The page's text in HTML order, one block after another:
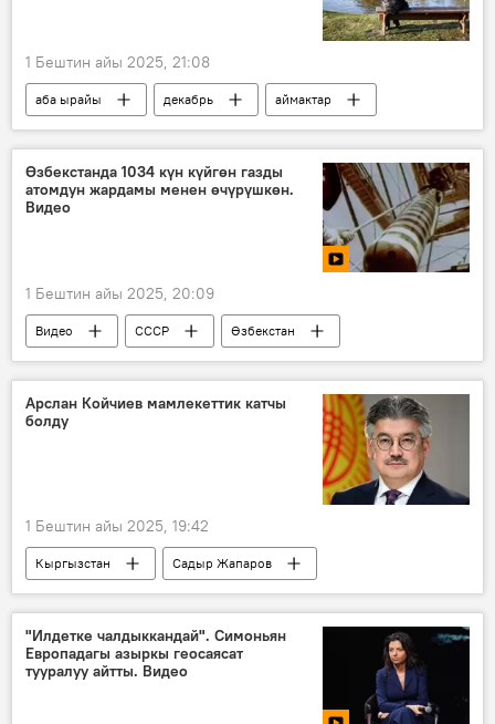
1 Бештин айы 2025, 21:08
аба ырайы декабрь
аймактар
Кыргызстан
Өзбекстанда 1034 күн күйгөн газды
атомдун жардамы менен өчүрүшкөн.
Видео
1 Бештин айы 2025, 20:09
Видео СССР
Өзбекстан
газ
кен атом адис
Арслан Койчиев мамлекеттик катчы
болду
1 Бештин айы 2025, 19:42
Кыргызстан
Садыр Жапаров
Марат Иманкулов
Арслан Койчиев
мамлекеттик катчы
"Илдетке чалдыккандай". Симоньян
Европадагы азыркы геосаясат
тууралуу айтты. Видео